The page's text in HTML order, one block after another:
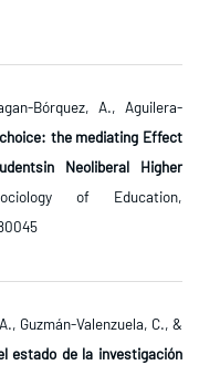
Bórquez, A., Aguilera-
the mediating Effect
Neoliberal Higher
of Education,
Guzmán-Valenzuela, C., &
estado de la investigación